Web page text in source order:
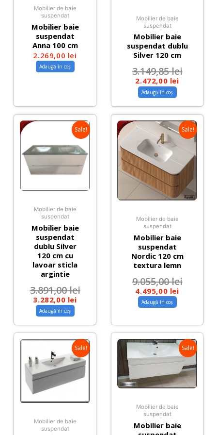
Mobilier de baie
suspendat
Mobilier baie
suspendat
Anna 100 cm
2.269,00 lei
Adaugă în coș
Mobilier de baie
suspendat
Mobilier baie
suspendat dublu
Silver 120 cm
3.149,85lei
2.472,00 lei
Adaugă în coș
Sale!
Mobilier de baie
suspendat
Mobilier baie
suspendat
dublu Silver
120 cm cu
lavoar sticla
argintie
3.891,00lei
3.282,00 lei
Adaugă în coș
Sale!
Mobilier de baie
suspendat
Mobilier baie
suspendat
Nordic 120 cm
textura lemn
9.055,00lei
4.495,00 lei
Adaugă în coș
Sale!
Mobilier de baie
suspendat
Sale!
Mobilier de baie
suspendat
Mobilier baie